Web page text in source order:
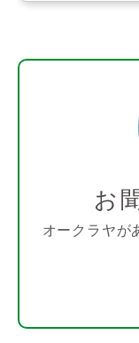
お
オークラヤが